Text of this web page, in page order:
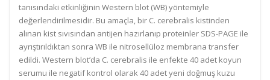
tanısındaki etkinliğinin Western blot (WB) yöntemiyle
değerlendirilmesidir. Bu amaçla, bir C. cerebralis kistinden
alınan kist sıvısından antijen hazırlanıp proteinler SDS-PAGE ile
ayrıştırıldıktan sonra WB ile nitrosellüloz membrana transfer
edildi. Western blot’da C. cerebralis ile enfekte 40 adet koyun
serumu ile negatif kontrol olarak 40 adet yeni doğmuş kuzu